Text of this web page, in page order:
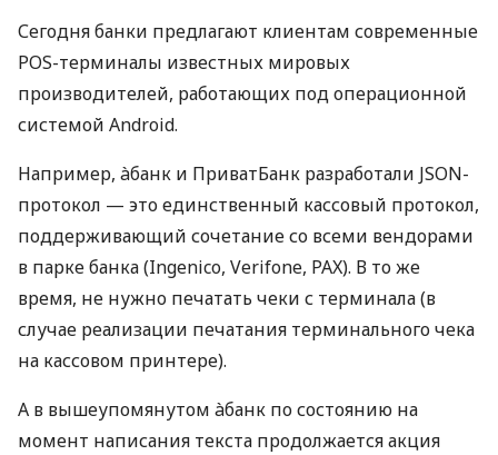
Сегодня банки предлагают клиентам современные
POS-терминалы известных мировых
производителей, работающих под операционной
системой Android.
Например, àбанк и ПриватБанк разработали JSON-
протокол — это единственный кассовый протокол,
поддерживающий сочетание со всеми вендорами
в парке банка (Ingenico, Verifone, PAX). В то же
время, не нужно печатать чеки с терминала (в
случае реализации печатания терминального чека
на кассовом принтере).
А в вышеупомянутом àбанк по состоянию на
момент написания текста продолжается акция